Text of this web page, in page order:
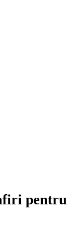
pentru